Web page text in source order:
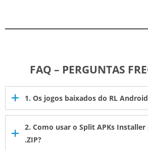
FAQ – PERGUNTAS
1. Os jogos baixados do RL
2. Como usar o Split APKs Installer
.ZIP?